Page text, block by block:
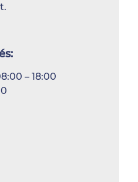
– 18:00